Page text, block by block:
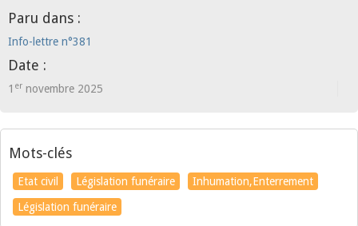
Paru dans :
Info-lettre n°381
Date :
1 er novembre 2025
Mots-clés
Etat civil Législation funéraire
Inhumation,Enterrement
Législation funéraire